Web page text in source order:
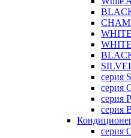
серия
серия
серия
серия
серия